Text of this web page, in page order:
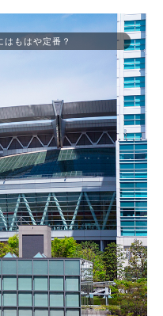
はもはや定番？